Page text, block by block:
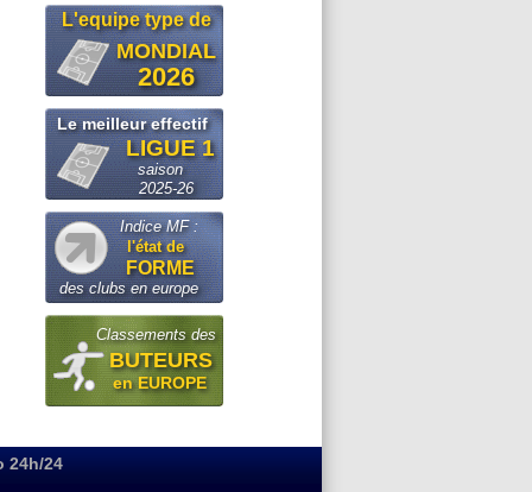
L'equipe type de
MONDIAL
2026
Le meilleur effectif
LIGUE 1
saison
2025-26
Indice MF :
l'état de
FORME
des clubs en europe
Classements des
BUTEURS
en EUROPE
24h/24